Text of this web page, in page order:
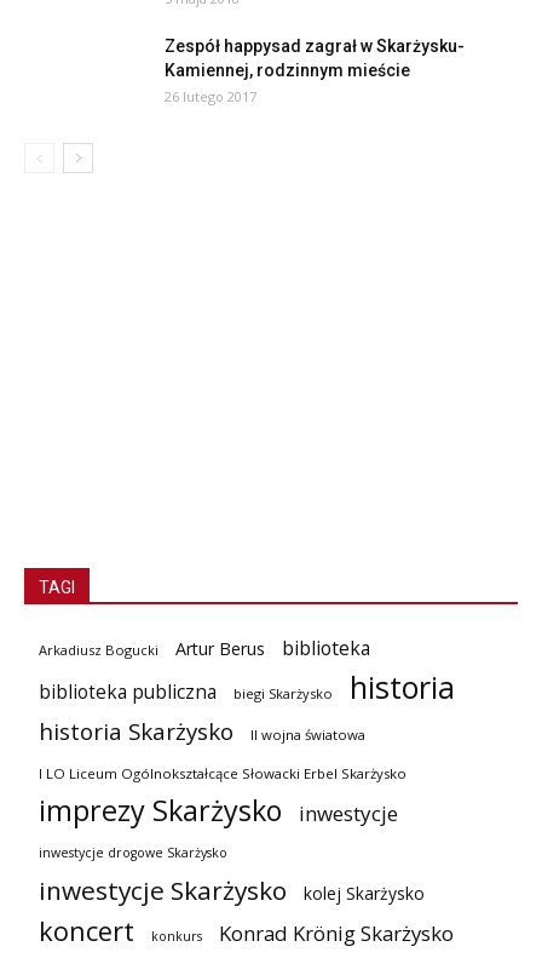
Zespół happysad zagrał w Skarżysku-
Kamiennej, rodzinnym mieście
26 lutego 2017
TAGI
Arkadiusz Bogucki Artur Berus
biblioteka
biblioteka publiczna
biegi Skarżysko historia
historia Skarżysko II wojna światowa
I LO Liceum Ogólnokształcące Słowacki Erbel Skarżysko
imprezy Skarżysko inwestycje
inwestycje drogowe Skarżysko
inwestycje Skarżysko kolej Skarżysko
koncert konkurs Konrad Krönig Skarżysko